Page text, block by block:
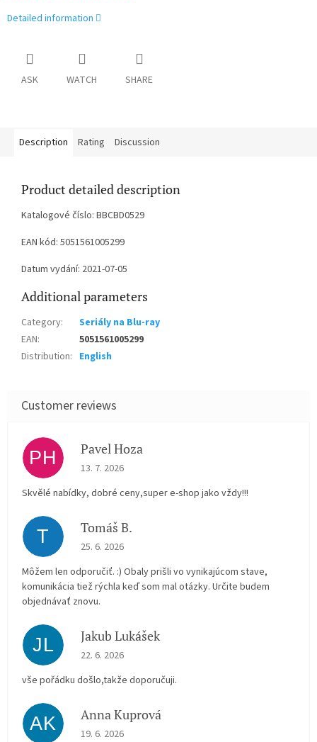
Detailed information
ASK WATCH SHARE
Description Rating Discussion
Product detailed description
Katalogové číslo: BBCBD0529
EAN kód: 5051561005299
Datum vydání: 2021-07-05
Additional parameters
Category:
Seriály na Blu-ray
EAN:
5051561005299
Distribution: English
PH Pavel Hoza
The store rating is 5 out of 5 stars.
13. 7. 2026
Skvělé nabídky, dobré ceny,super e-shop jako vždy!!!
T Tomáš B.
The store rating is 5 out of 5 stars.
25. 6. 2026
Môžem len odporučiť. :) Obaly prišli vo vynikajúcom stave,
komunikácia tiež rýchla keď som mal otázky. Určite budem
objednávať znovu.
JL Jakub Lukášek
The store rating is 5 out of 5 stars.
22. 6. 2026
vše pořádku došlo,takže doporučuji.
AK Anna Kuprová
The store rating is 5 out of 5 stars.
19. 6. 2026